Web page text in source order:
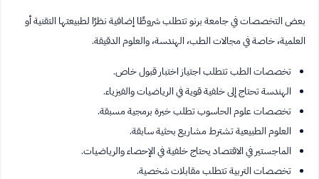
بعض التخصصات في جامعة برنو تتطلب شروطًا إضافية نظرًا لطبيعتها التقنية أو
العلمية، خاصة في مجالات الطب، الهندسة، والعلوم الدقيقة.
تخصصات الطب تتطلب اجتياز اختبار قبول خاص.
الهندسة تحتاج إلى خلفية قوية في الرياضيات والفيزياء.
تخصصات علوم الحاسوب تطلب خبرة برمجية مسبقة.
العلوم الطبيعية تشترط مشاريع بحثية سابقة.
الماجستير في الاقتصاد يحتاج خلفية في الإحصاء والرياضيات.
تخصصات التربية تتطلب مقابلات شخصية.